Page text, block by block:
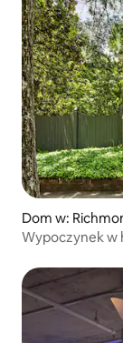
Dom w:
Wypoczynek w